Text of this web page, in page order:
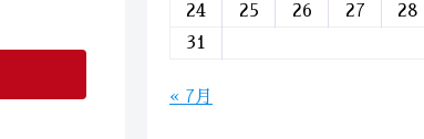
24
25 26 27 28
31
« 7月